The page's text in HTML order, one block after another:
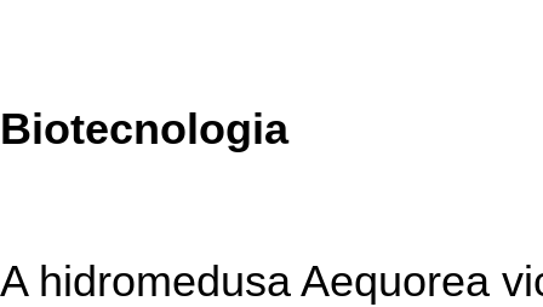
Biotecnologia
A hidromedusa Aequorea